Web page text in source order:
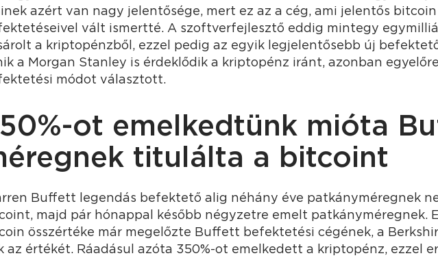
azért van nagy jelentősége, mert ez az a cég, ami jelentős bitcoin
vált ismertté. A szoftverfejlesztő eddig mintegy
a kriptopénzből, ezzel pedig az egyik legjelentősebb új
a Morgan Stanley is érdeklődik a kriptopénz iránt, azonban
módot választott.
ot emelkedtünk mióta
titulálta a bitcoint
Buffett legendás befektető alig néhány éve patkányméregnek
majd pár hónappal később négyzetre emelt patkányméregnek.
összértéke már megelőzte Buffett befektetési cégének, a
az értékét. Ráadásul azóta 350%-ot emelkedett a kriptopénz, ezzel